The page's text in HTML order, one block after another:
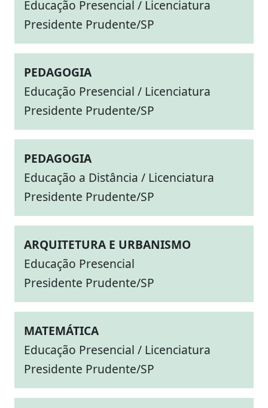
Educação Presencial / Licenciatura
Presidente Prudente/SP
PEDAGOGIA
Educação Presencial / Licenciatura
Presidente Prudente/SP
PEDAGOGIA
Educação a Distância / Licenciatura
Presidente Prudente/SP
ARQUITETURA E URBANISMO
Educação Presencial
Presidente Prudente/SP
MATEMÁTICA
Educação Presencial / Licenciatura
Presidente Prudente/SP